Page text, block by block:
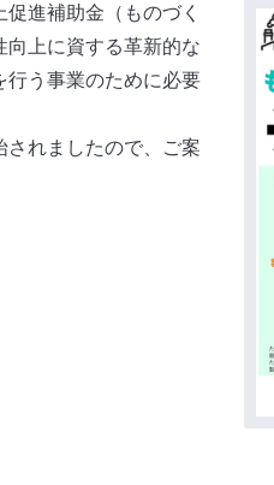
進補助金（ものづく
向上に資する革新的な
行う事業のために必要
れましたので、ご案